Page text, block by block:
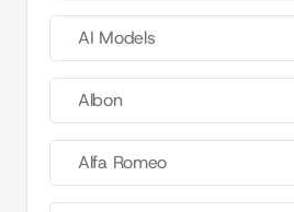
AI Models
Albon
Alfa Romeo